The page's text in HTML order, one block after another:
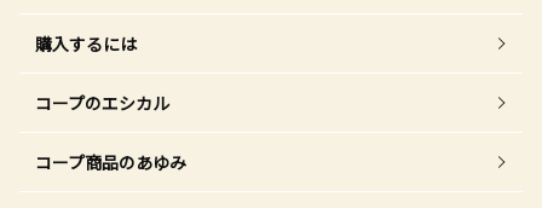
購入するには
コープのエシカル
コープ商品のあゆみ